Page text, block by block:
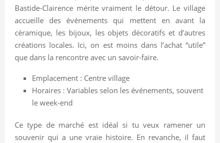
Bastide-Clairence mérite vraiment le détour. Le village
accueille des événements qui mettent en avant la
céramique, les bijoux, les objets décoratifs et d’autres
créations locales. Ici, on est moins dans l’achat “utile”
que dans la rencontre avec un savoir-faire.
Emplacement : Centre village
Horaires : Variables selon les événements, souvent
le week-end
Ce type de marché est idéal si tu veux ramener un
souvenir qui a une vraie histoire. En revanche, il faut